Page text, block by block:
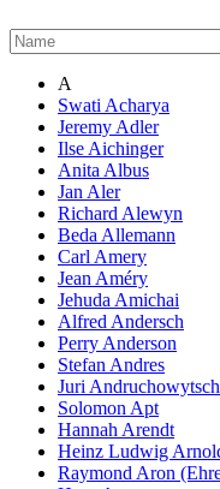
A
Swati Acharya
Jeremy Adler
Ilse Aichinger
Anita Albus
Jan Aler
Richard Alewyn
Beda Allemann
Carl Amery
Jean Améry
Jehuda Amichai
Alfred Andersch
Perry Anderson
Stefan Andres
Juri Andruchowytsch
Solomon Apt
Hannah Arendt
Heinz Ludwig
Raymond Aron